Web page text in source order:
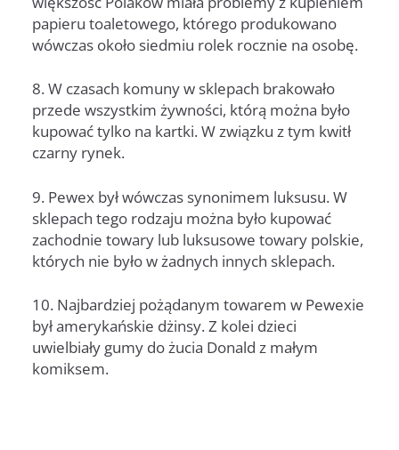
papieru toaletowego, którego produkowano
wówczas około siedmiu rolek rocznie na osobę.
8. W czasach komuny w sklepach brakowało
przede wszystkim żywności, którą można było
kupować tylko na kartki. W związku z tym kwitł
czarny rynek.
9. Pewex był wówczas synonimem luksusu. W
sklepach tego rodzaju można było kupować
zachodnie towary lub luksusowe towary polskie,
których nie było w żadnych innych sklepach.
10. Najbardziej pożądanym towarem w Pewexie
był amerykańskie dżinsy. Z kolei dzieci
uwielbiały gumy do żucia Donald z małym
komiksem.